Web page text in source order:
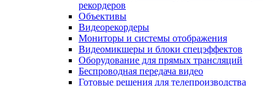
рекордеров
Объективы
Видеорекордеры
Мониторы и системы отображения
Видеомикшеры и блоки спецэффектов
Оборудование для прямых трансляций
Беспроводная передача видео
Готовые решения для телепроизводства